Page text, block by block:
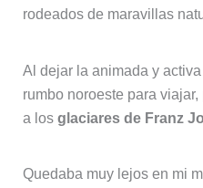
rodeados de maravillas
Al dejar la animada y activa
rumbo noroeste para
a los glaciares de Franz
Quedaba muy lejos en mi